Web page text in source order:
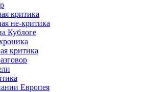
критика
не-критика
Кублоге
критика
Европея